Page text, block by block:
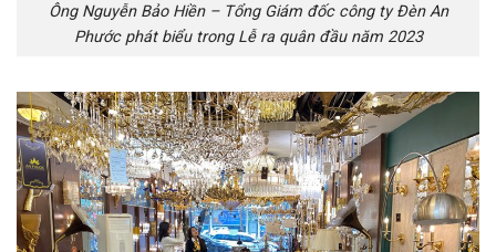
Ông Nguyễn Bảo Hiền – Tổng Giám đốc công ty Đèn An
Phước phát biểu trong Lễ ra quân đầu năm 2023